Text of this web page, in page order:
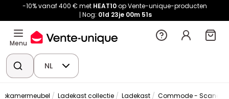
-10% vanaf 400 € met HEAT10op Vente-unique-producten
Nog: 01d 23je 00m 51s
Menu
NL
Ladekast collectie Ladekast Commode -